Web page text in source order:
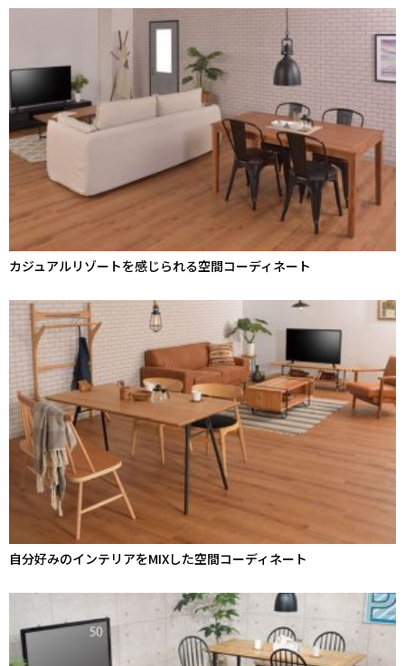
カジュアルリゾートを感じられる空間コーディネート
自分好みのインテリアをMIXした空間コーディネート